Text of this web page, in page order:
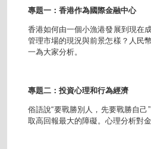
專題一：香港作為國際金融中心
香港如何由一個小漁港發展到現在
管理市場的現況與前景怎樣？人民
一為大家分析。
專題二：投資心理和行為經濟
俗語說“要戰勝別人，先要戰勝自
取高回報最大的障礙。心理分析對